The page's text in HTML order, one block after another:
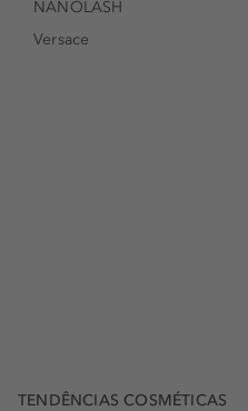
NANOLASH
Versace
TENDÊNCIAS COSMÉTICAS